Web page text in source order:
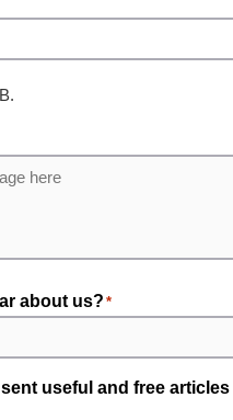
about us?*
sent useful and free